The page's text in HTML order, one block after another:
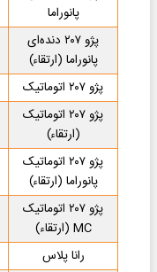
پانوراما
پژو ۲۰۷ دنده‌ای
پانوراما (ارتقاء)
پژو ۲۰۷ اتوماتیک
پژو ۲۰۷ اتوماتیک
(ارتقاء)
پژو ۲۰۷ اتوماتیک
پانوراما (ارتقاء)
پژو ۲۰۷ اتوماتیک
MC (ارتقاء)
رانا پلاس